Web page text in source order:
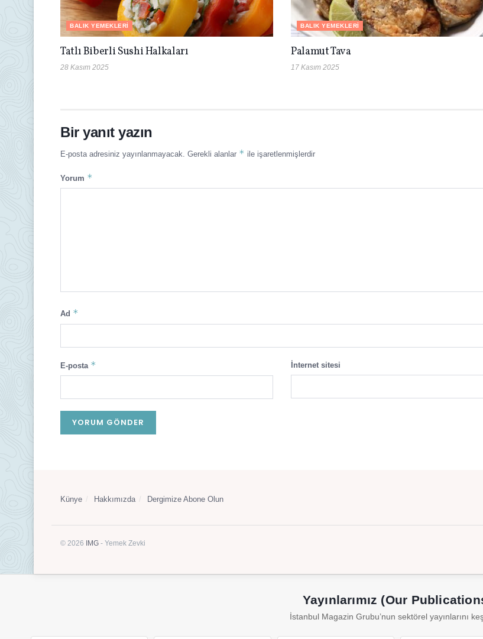
BALIK YEMEKLERI
Tatlı Biberli Sushi Halkaları
28 Kasım 2025
BALIK YEMEKLERI
Palamut Tava
17 Kasım 2025
Bir yanıt yazın
E-posta adresiniz yayınlanmayacak. Gerekli alanlar * ile işaretlenmişlerdir
Yorum *
Ad *
E-posta * İnternet sitesi
Künye Hakkımızda Dergimize Abone Olun
© 2026 IMG - Yemek Zevki
Yayınlarımız (Our
İstanbul Magazin Grubu’nun sektörel yayınlarını